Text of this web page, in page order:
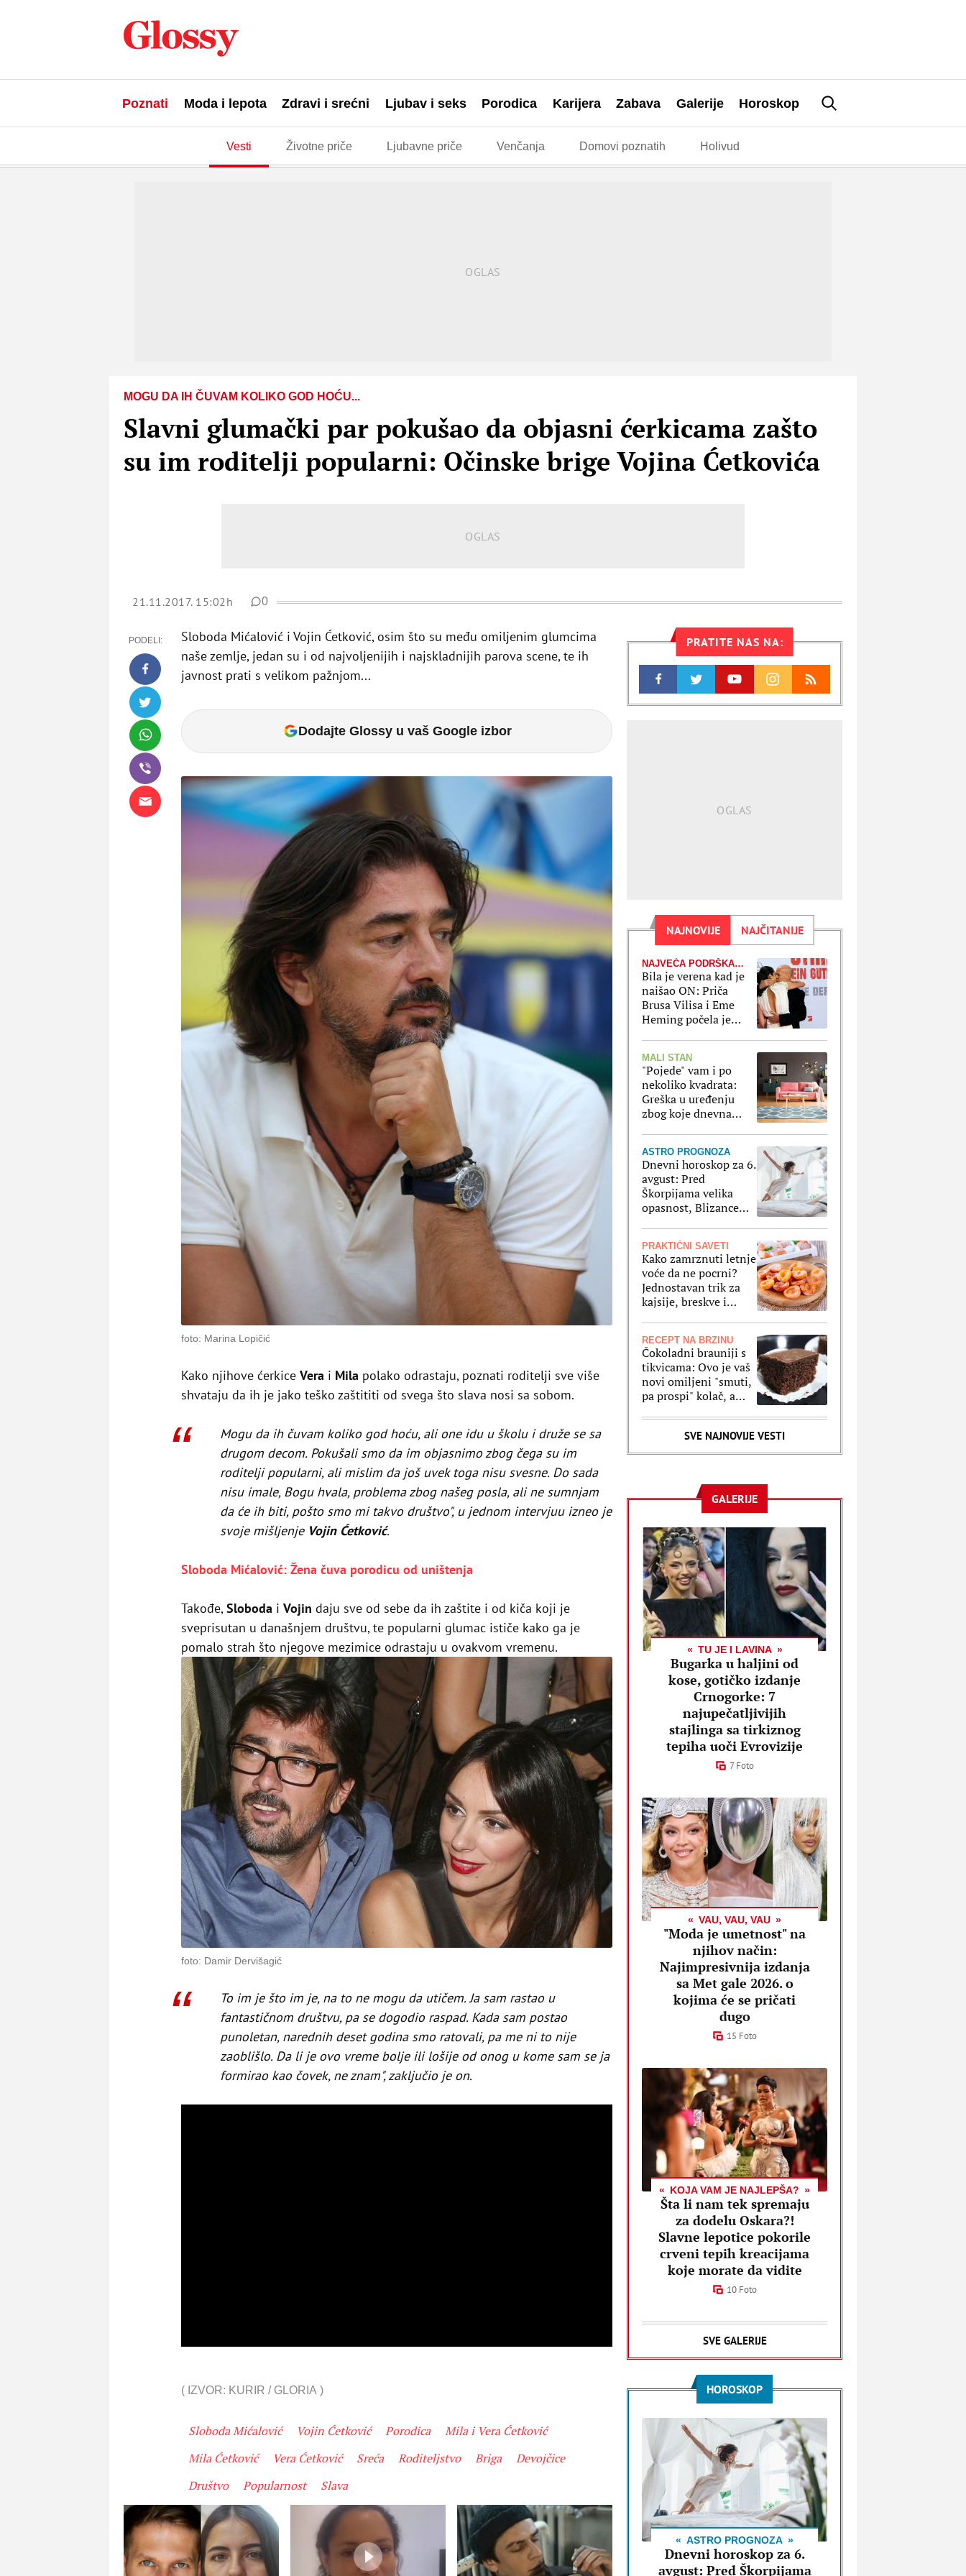
Poznati Moda i lepota Zdravi i srećni Ljubav i seks Porodica Karijera Zabava Galerije Horoskop
Vesti Životne priče Ljubavne priče Venčanja Domovi poznatih Holivud
MOGU DA IH ČUVAM KOLIKO GOD HOĆU...
Slavni glumački par pokušao da objasni ćerkicama zašto
su im roditelji popularni: Očinske brige Vojina Ćetkovića
21.11.2017. 15:02h 0
PODELI:
Sloboda Mićalović i Vojin Ćetković, osim što su među omiljenim glumcima
naše zemlje, jedan su i od najvoljenijih i najskladnijih parova scene, te ih
javnost prati s velikom pažnjom...
Dodajte Glossy u vaš Google izbor
foto: Marina Lopičić
Kako njihove ćerkice Vera i Mila polako odrastaju, poznati roditelji sve više
shvataju da ih je jako teško zaštititi od svega što slava nosi sa sobom.
Mogu da ih čuvam koliko god hoću, ali one idu u školu i druže se sa
drugom decom. Pokušali smo da im objasnimo zbog čega su im
roditelji popularni, ali mislim da još uvek toga nisu svesne. Do sada
nisu imale, Bogu hvala, problema zbog našeg posla, ali ne sumnjam
da će ih biti, pošto smo mi takvo društvo", u jednom intervjuu izneo je
svoje mišljenje Vojin Ćetković.
Sloboda Mićalović: Žena čuva porodicu od uništenja
Takođe, Sloboda i Vojin daju sve od sebe da ih zaštite i od kiča koji je
sveprisutan u današnjem društvu, te popularni glumac ističe kako ga je
pomalo strah što njegove mezimice odrastaju u ovakvom vremenu.
foto: Damir Dervišagić
To im je što im je, na to ne mogu da utičem. Ja sam rastao u
fantastičnom društvu, pa se dogodio raspad. Kada sam postao
punoletan, narednih deset godina smo ratovali, pa me ni to nije
zaoblišlo. Da li je ovo vreme bolje ili lošije od onog u kome sam se ja
formirao kao čovek, ne znam", zaključio je on.
( IZVOR: KURIR / GLORIA )
Sloboda Mićalović Vojin Ćetković Porodica
Mila i Vera Ćetković
Mila Ćetković
Vera Ćetković Sreća Roditeljstvo Briga
Devojčice
Društvo
Popularnost Slava
PRATITE NAS NA:
NAJNOVIJE NAJČITANIJE
NAJVEĆA PODRŠKA TOKOM ŽIVOTNE BORBE
Bila je verena kad je
naišao ON: Priča
Brusa Vilisa i Eme
Heming počela je
MALI STAN
"Pojede" vam i po
nekoliko kvadrata:
Greška u uređenju
zbog koje dnevna
ASTRO PROGNOZA
Dnevni horoskop za 6.
avgust: Pred
Škorpijama velika
opasnost, Blizance
PRAKTIČNI SAVETI
Kako zamrznuti letnje
voće da ne pocrni?
Jednostavan trik za
kajsije, breskve i
RECEPT NA BRZINU
Čokoladni brauniji s
tikvicama: Ovo je vaš
novi omiljeni "smuti,
pa prospi" kolač, a
minuta
SVE NAJNOVIJE VESTI
GALERIJE
TU JE I LAVINA
Bugarka u haljini od
kose, gotičko izdanje
Crnogorke: 7
najupečatljivijih
stajlinga sa tirkiznog
tepiha uoči Evrovizije
7 Foto
VAU, VAU, VAU
"Moda je umetnost" na
njihov način:
Najimpresivnija izdanja
sa Met gale 2026. o
kojima će se pričati
dugo
15 Foto
KOJA VAM JE NAJLEPŠA?
Šta li nam tek spremaju
za dodelu Oskara?!
Slavne lepotice pokorile
crveni tepih kreacijama
koje morate da vidite
10 Foto
SVE GALERIJE
HOROSKOP
ASTRO PROGNOZA
Dnevni horoskop za 6.
avgust: Pred Škorpijama